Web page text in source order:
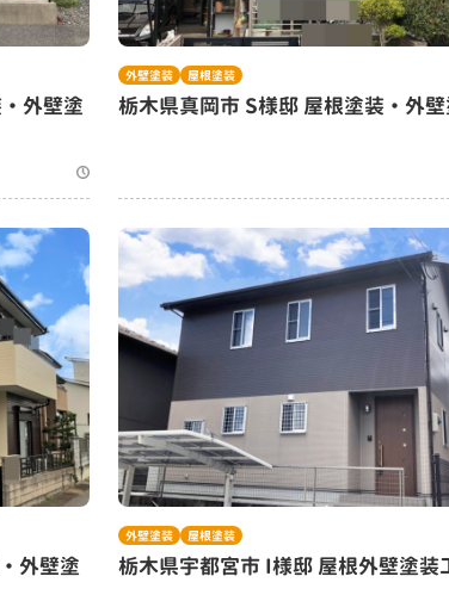
外壁塗
外壁塗装 屋根塗装
栃木県真岡市 S様邸 屋根塗装・外
外壁塗
外壁塗装 屋根塗装
栃木県宇都宮市 I様邸 屋根外壁塗装